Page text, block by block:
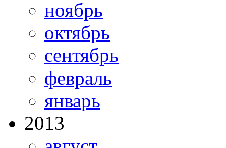
ноябрь
октябрь
сентябрь
февраль
январь
2013